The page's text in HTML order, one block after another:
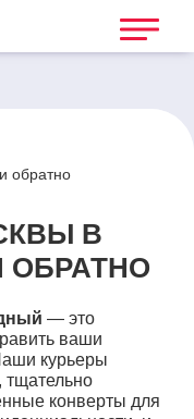
обратно
В
ОБРАТНО
— это
ваши
курьеры
тщательно
конверты для